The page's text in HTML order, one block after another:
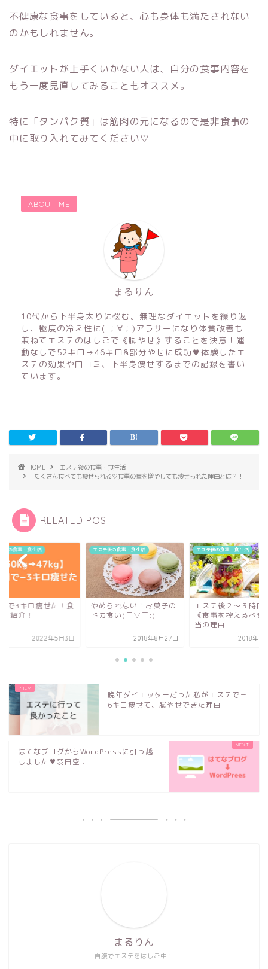
不健康な食事をしていると、心も身体も満たされない
のかもしれません。
ダイエットが上手くいかない人は、自分の食事内容を
もう一度見直してみることもオススメ。
特に「タンパク質」は筋肉の元になるので是非食事の
中に取り入れてみてください♡
ABOUT ME
まるりん
10代から下半身太りに悩む。無理なダイエットを繰り返
し、極度の冷え性に( ；∀；)アラサーになり体質改善も
兼ねてエステのはしごで《脚やせ》することを決意！運
動なしで52キロ→46キロ&部分やせに成功♥体験したエ
ステの効果や口コミ、下半身痩せするまでの記録を書い
ています。
HOME
エステ後の食事・食生活
たくさん食べても痩せられる♡食事の量を増やしても痩せられた理由とは？！
RELATED POST
後の食事・食生活
られない！お菓子の
食い(￣▽￣;)
2018年8月27日
エステ後の食事・食生活
エステ後２～３時間は
《食事を控えるべき》本
2018年9月10日
エステ後の食事・食生活
エステ後の注意点を
解説！OKな食事・
食事はコレ！
2019年6
晩年ダイエッターだった私がエステで－
6キロ痩せて、脚やせできた理由
はてなブログからWordPressに引っ越
しました♥羽田空...
自腹でエステをはしご中！
まるりん